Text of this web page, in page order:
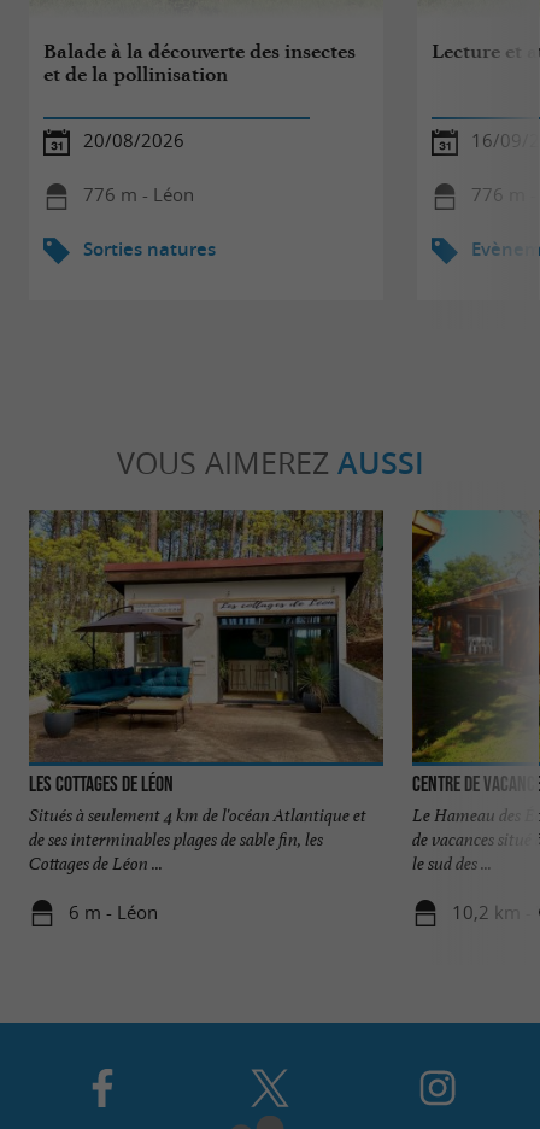
Balade à la découverte des insectes
et de la pollinisation
20/08/2026
776 m - Léon
Sorties natures
Lecture et
16/09/
776 m
VOUS AIMEREZ AUSSI
Les Cottages de Léon
Situés à seulement 4 km de l'océan Atlantique et
de ses interminables plages de sable fin, les
Cottages de Léon ...
6 m - Léon
Centre de
Le Hameau des
de vacances
le sud des ...
10,2 km -